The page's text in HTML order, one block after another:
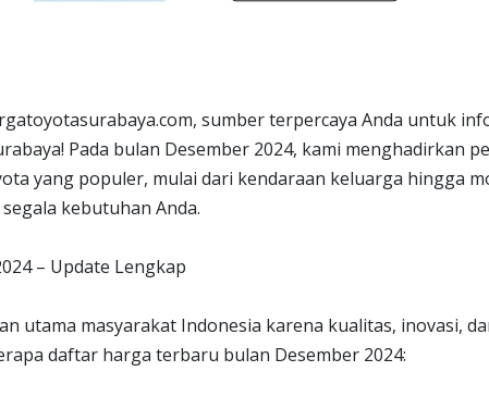
sumber terpercaya Anda untuk
Pada bulan Desember 2024, kami menghadirkan
yang populer, mulai dari kendaraan keluarga hingga
kebutuhan Anda.
– Update Lengkap
utama masyarakat Indonesia karena kualitas, inovasi,
daftar harga terbaru bulan Desember 2024: